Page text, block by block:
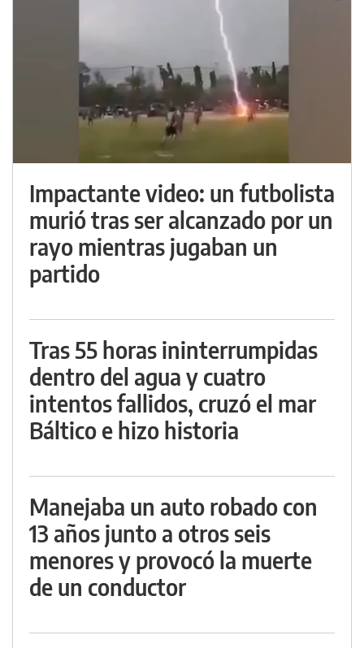
Impactante video: un futbolista
murió tras ser alcanzado por un
rayo mientras jugaban un
partido
Tras 55 horas ininterrumpidas
dentro del agua y cuatro
intentos fallidos, cruzó el mar
Báltico e hizo historia
Manejaba un auto robado con
13 años junto a otros seis
menores y provocó la muerte
de un conductor